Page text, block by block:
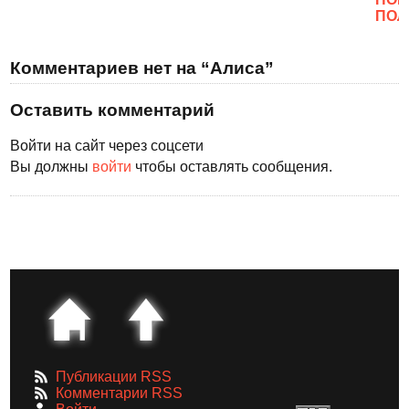
Комментариев нет на “Алиса”
Оставить комментарий
Войти на сайт через соцсети
Вы должны войти чтобы оставлять сообщения.
Публикации RSS
Комментарии RSS